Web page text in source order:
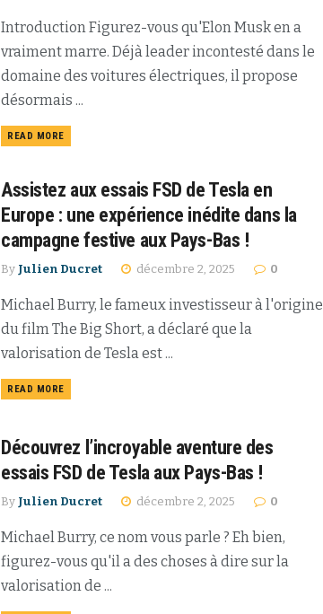
Introduction Figurez-vous qu'Elon Musk en a
vraiment marre. Déjà leader incontesté dans le
domaine des voitures électriques, il propose
désormais ...
READ MORE
Assistez aux essais FSD de Tesla en
Europe : une expérience inédite dans la
campagne festive aux Pays-Bas !
By Julien Ducret décembre 2, 2025 0
Michael Burry, le fameux investisseur à l'origine
du film The Big Short, a déclaré que la
valorisation de Tesla est ...
READ MORE
Découvrez l’incroyable aventure des
essais FSD de Tesla aux Pays-Bas !
By Julien Ducret décembre 2, 2025 0
Michael Burry, ce nom vous parle ? Eh bien,
figurez-vous qu'il a des choses à dire sur la
valorisation de ...